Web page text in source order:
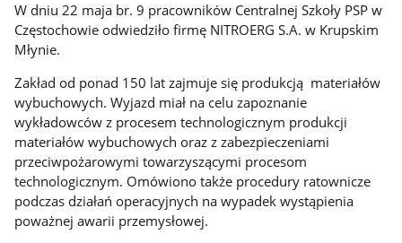
W dniu 22 maja br. 9 pracowników Centralnej Szkoły PSP w
Częstochowie odwiedziło firmę NITROERG S.A. w Krupskim
Młynie.
Zakład od ponad 150 lat zajmuje się produkcją materiałów
wybuchowych. Wyjazd miał na celu zapoznanie
wykładowców z procesem technologicznym produkcji
materiałów wybuchowych oraz z zabezpieczeniami
przeciwpożarowymi towarzyszącymi procesom
technologicznym. Omówiono także procedury ratownicze
podczas działań operacyjnych na wypadek wystąpienia
poważnej awarii przemysłowej.